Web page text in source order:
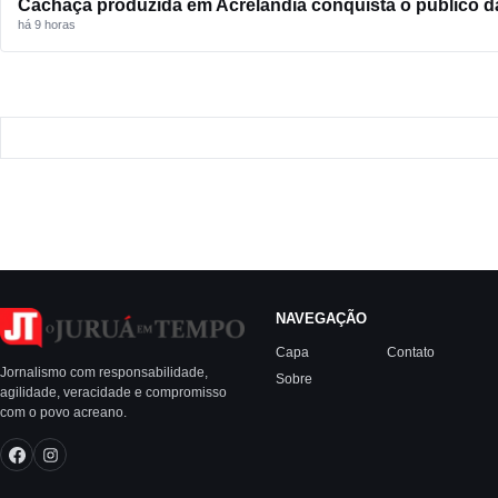
Cachaça produzida em Acrelândia conquista o público
há 9 horas
Jornalismo com responsabilidade,
agilidade, veracidade e compromisso
com o povo acreano.
NAVEGAÇÃO
Capa
Sobre
Contato